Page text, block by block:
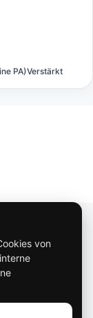
PA)Verstärkt
von